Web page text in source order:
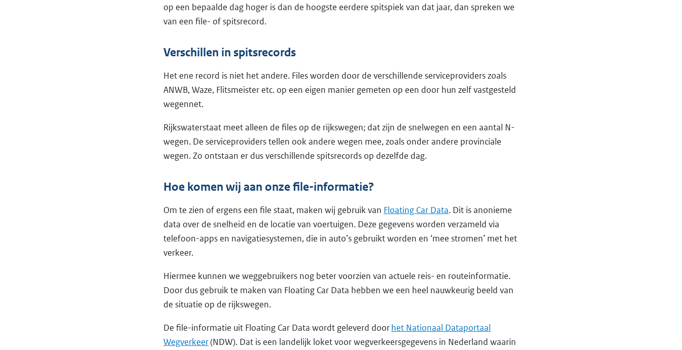
op een bepaalde dag hoger is dan de hoogste eerdere spitspiek van dat jaar, dan spreken we
van een file- of spitsrecord.
Verschillen in spitsrecords
Het ene record is niet het andere. Files worden door de verschillende serviceproviders zoals
ANWB, Waze, Flitsmeister etc. op een eigen manier gemeten op een door hun zelf vastgesteld
wegennet.
Rijkswaterstaat meet alleen de files op de rijkswegen; dat zijn de snelwegen en een aantal N-
wegen. De serviceproviders tellen ook andere wegen mee, zoals onder andere provinciale
wegen. Zo ontstaan er dus verschillende spitsrecords op dezelfde dag.
Hoe komen wij aan onze file-informatie?
Om te zien of ergens een file staat, maken wij gebruik van Floating Car Data. Dit is anonieme
data over de snelheid en de locatie van voertuigen. Deze gegevens worden verzameld via
telefoon-apps en navigatiesystemen, die in auto’s gebruikt worden en ‘mee stromen’ met het
verkeer.
Hiermee kunnen we weggebruikers nog beter voorzien van actuele reis- en routeinformatie.
Door dus gebruik te maken van Floating Car Data hebben we een heel nauwkeurig beeld van
de situatie op de rijkswegen.
De file-informatie uit Floating Car Data wordt geleverd doorhet Nationaal Dataportaal
Wegverkeer(NDW). Dat is een landelijk loket voor wegverkeersgegevens in Nederland waarin